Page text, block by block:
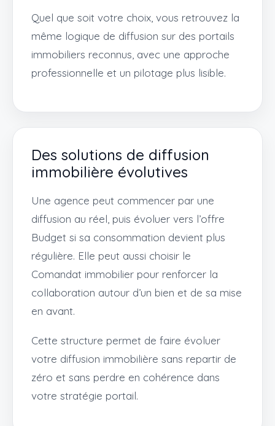
Quel que soit votre choix, vous retrouvez la
même logique de diffusion sur des portails
immobiliers reconnus, avec une approche
professionnelle et un pilotage plus lisible.
Des solutions de diffusion
immobilière évolutives
Une agence peut commencer par une
diffusion au réel, puis évoluer vers l’offre
Budget si sa consommation devient plus
régulière. Elle peut aussi choisir le
Comandat immobilier pour renforcer la
collaboration autour d’un bien et de sa mise
en avant.
Cette structure permet de faire évoluer
votre diffusion immobilière sans repartir de
zéro et sans perdre en cohérence dans
votre stratégie portail.